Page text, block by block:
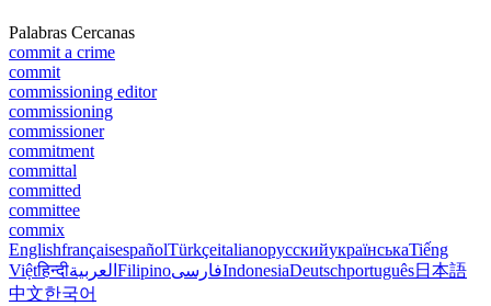
Palabras Cercanas
commit a crime
commit
commissioning editor
commissioning
commissioner
commitment
committal
committed
committee
commix
EnglishfrançaisespañolTürkçeitalianoрусскийукраїнськаTiếng
Việtहिन्दीالعربية FilipinoفارسیIndonesiaDeutschportuguês日本語
中文한국어